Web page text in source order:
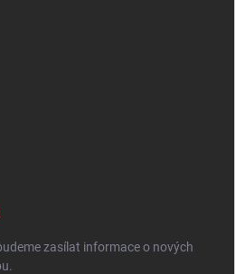
zasílat informace o nových